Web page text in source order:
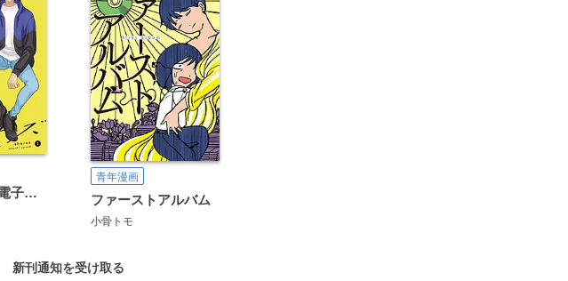
シェアーズ【電子コミック限定特典付き】
青年漫画
ファーストアルバム
小骨トモ
新刊通知を受け取る